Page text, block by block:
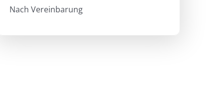
Nach Vereinbarung